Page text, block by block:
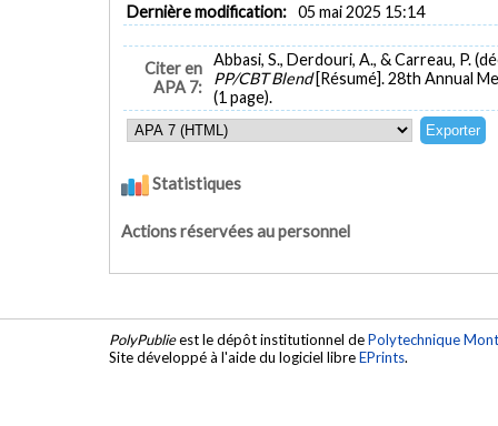
Dernière modification: 05 mai 2025 15:14
Citer en
APA 7:
Abbasi, S., Derdouri, A., & Carreau, P.
PP/CBT Blend[Résumé]. 28th Annual
(1 page).
Statistiques
Actions réservées au personnel
PolyPublieest le dépôt institutionnel dePolytechnique
Site développé à l'aide du logiciel libreEPrints.